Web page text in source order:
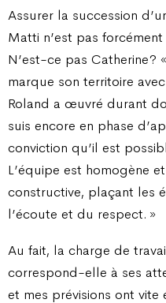
Assurer la succession
Matti n’est pas
N’est-ce pas Catherine ?
marque son territoire
Roland a œuvré durant
suis encore en phase
conviction qu’il est
L’équipe est homogène
constructive, plaçant les
l’écoute et du respect. »
Au fait, la charge de
correspond-elle à ses
et mes prévisions ont vite